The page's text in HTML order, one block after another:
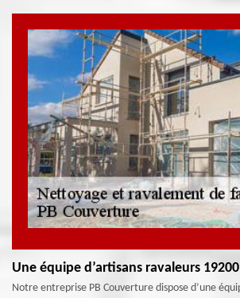
Une équipe d’artisans ravaleurs
Notre entreprise PB Couverture dispose d’une